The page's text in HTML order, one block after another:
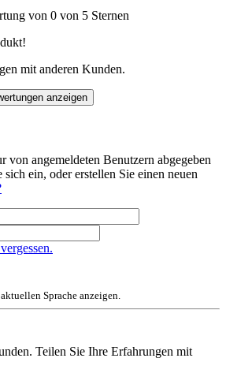
von 0 von 5 Sternen
mit anderen Kunden.
anzeigen
von angemeldeten Benutzern abgegeben
ein, oder erstellen Sie einen neuen
Sprache anzeigen.
Teilen Sie Ihre Erfahrungen mit